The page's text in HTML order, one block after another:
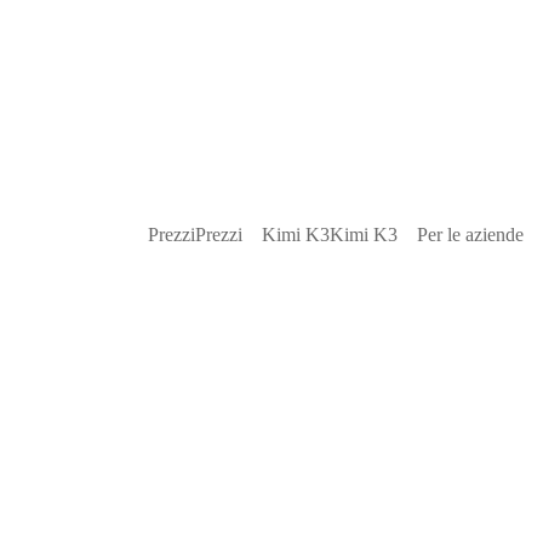
PrezziPrezzi Kimi K3Kimi K3 Per le aziende